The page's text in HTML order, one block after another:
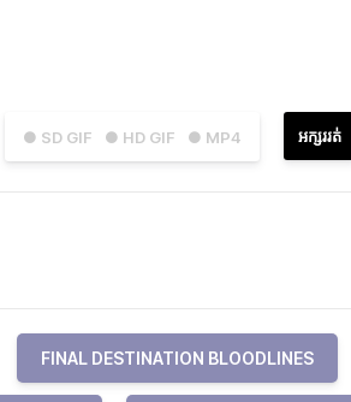
● SD GIF ● HD GIF ● MP4 អក្សររត់
FINAL DESTINATION BLOODLINES